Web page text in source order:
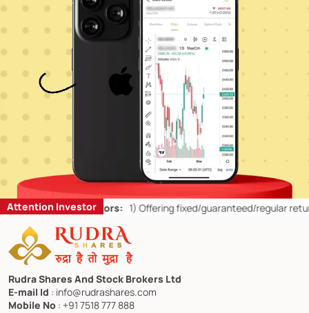
Attention Investor
for Retail Investors: 1)Offering fixed/guaranteed/regular returns/
Rudra Shares And Stock Brokers Ltd
E-mail Id : info@rudrashares.com
Mobile No : +91 7518 777 888